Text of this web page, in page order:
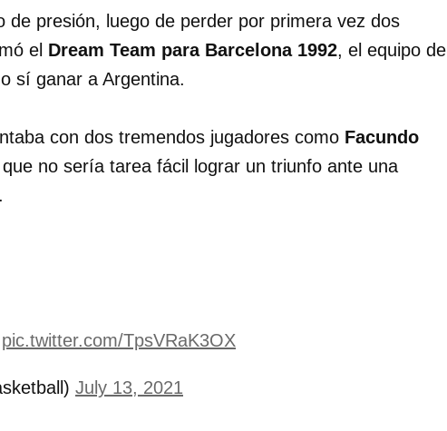
de presión, luego de perder por primera vez dos
el Dream Team para Barcelona 1992, el equipo de
sí ganar a Argentina.
con dos tremendos jugadores como Facundo
no sería tarea fácil lograr un triunfo ante una
pic.twitter.com/TpsVRaK3OX
July 13, 2021